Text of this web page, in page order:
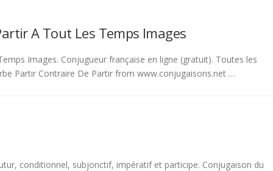
A Tout Les Temps Images
Images. Conjugueur française en ligne (gratuit). Toutes les
Partir Contraire De Partir from www.conjugaisons.net …
conditionnel, subjonctif, impératif et participe. Conjugaison du